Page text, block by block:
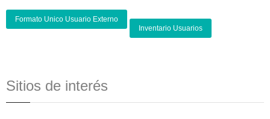
Formato Unico Usuario Externo
Inventario Usuarios
Sitios de interés